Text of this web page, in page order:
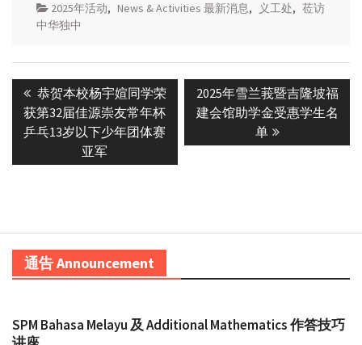
2025年活动, News & Activities 最新消息, 义工处, 莅访
中华独中
Post
navigation
Previous
post:
恭贺本校杨宇媗同学荣
获第32届佳源崇友常年杯
乒乓13岁以下少年团体赛
亚军
Next
post:
2025年雪兰莪暨吉隆坡福
建会馆助学金受惠学生名
单
通告 Announcement
SPM Bahasa Melayu 及 Additional Mathematics 作答技巧